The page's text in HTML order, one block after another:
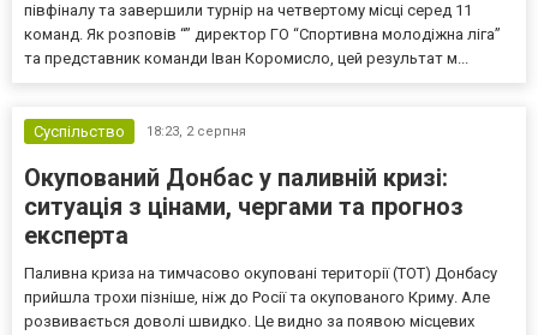
півфіналу та завершили турнір на четвертому місці серед 11
команд. Як розповів “” директор ГО “Спортивна молодіжна ліга”
та представник команди Іван Коромисло, цей результат м...
Суспільство 18:23, 2 серпня
Окупований Донбас у паливній кризі:
ситуація з цінами, чергами та прогноз
експерта
Паливна криза на тимчасово окуповані території (ТОТ) Донбасу
прийшла трохи пізніше, ніж до Росії та окупованого Криму. Але
розвивається доволі швидко. Це видно за появою місцевих